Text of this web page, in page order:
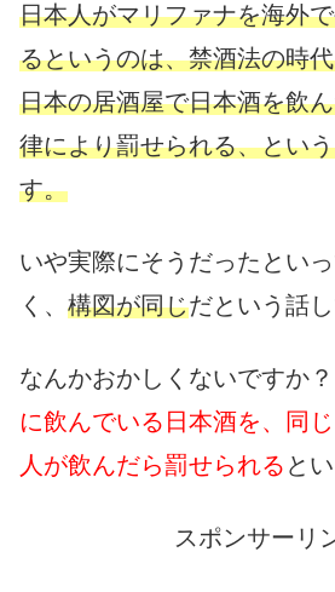
日本人がマリファナを海外
るというのは、禁酒法の時
日本の居酒屋で日本酒を飲
律により罰せられる、とい
す。
いや実際にそうだったとい
く、 構図が同じだという話し
なんかおかしくないですか
に飲んでいる日本酒を、同
人が飲んだら罰せられる と
スポンサーリ